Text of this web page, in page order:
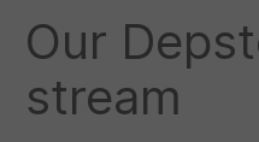
Our
stream